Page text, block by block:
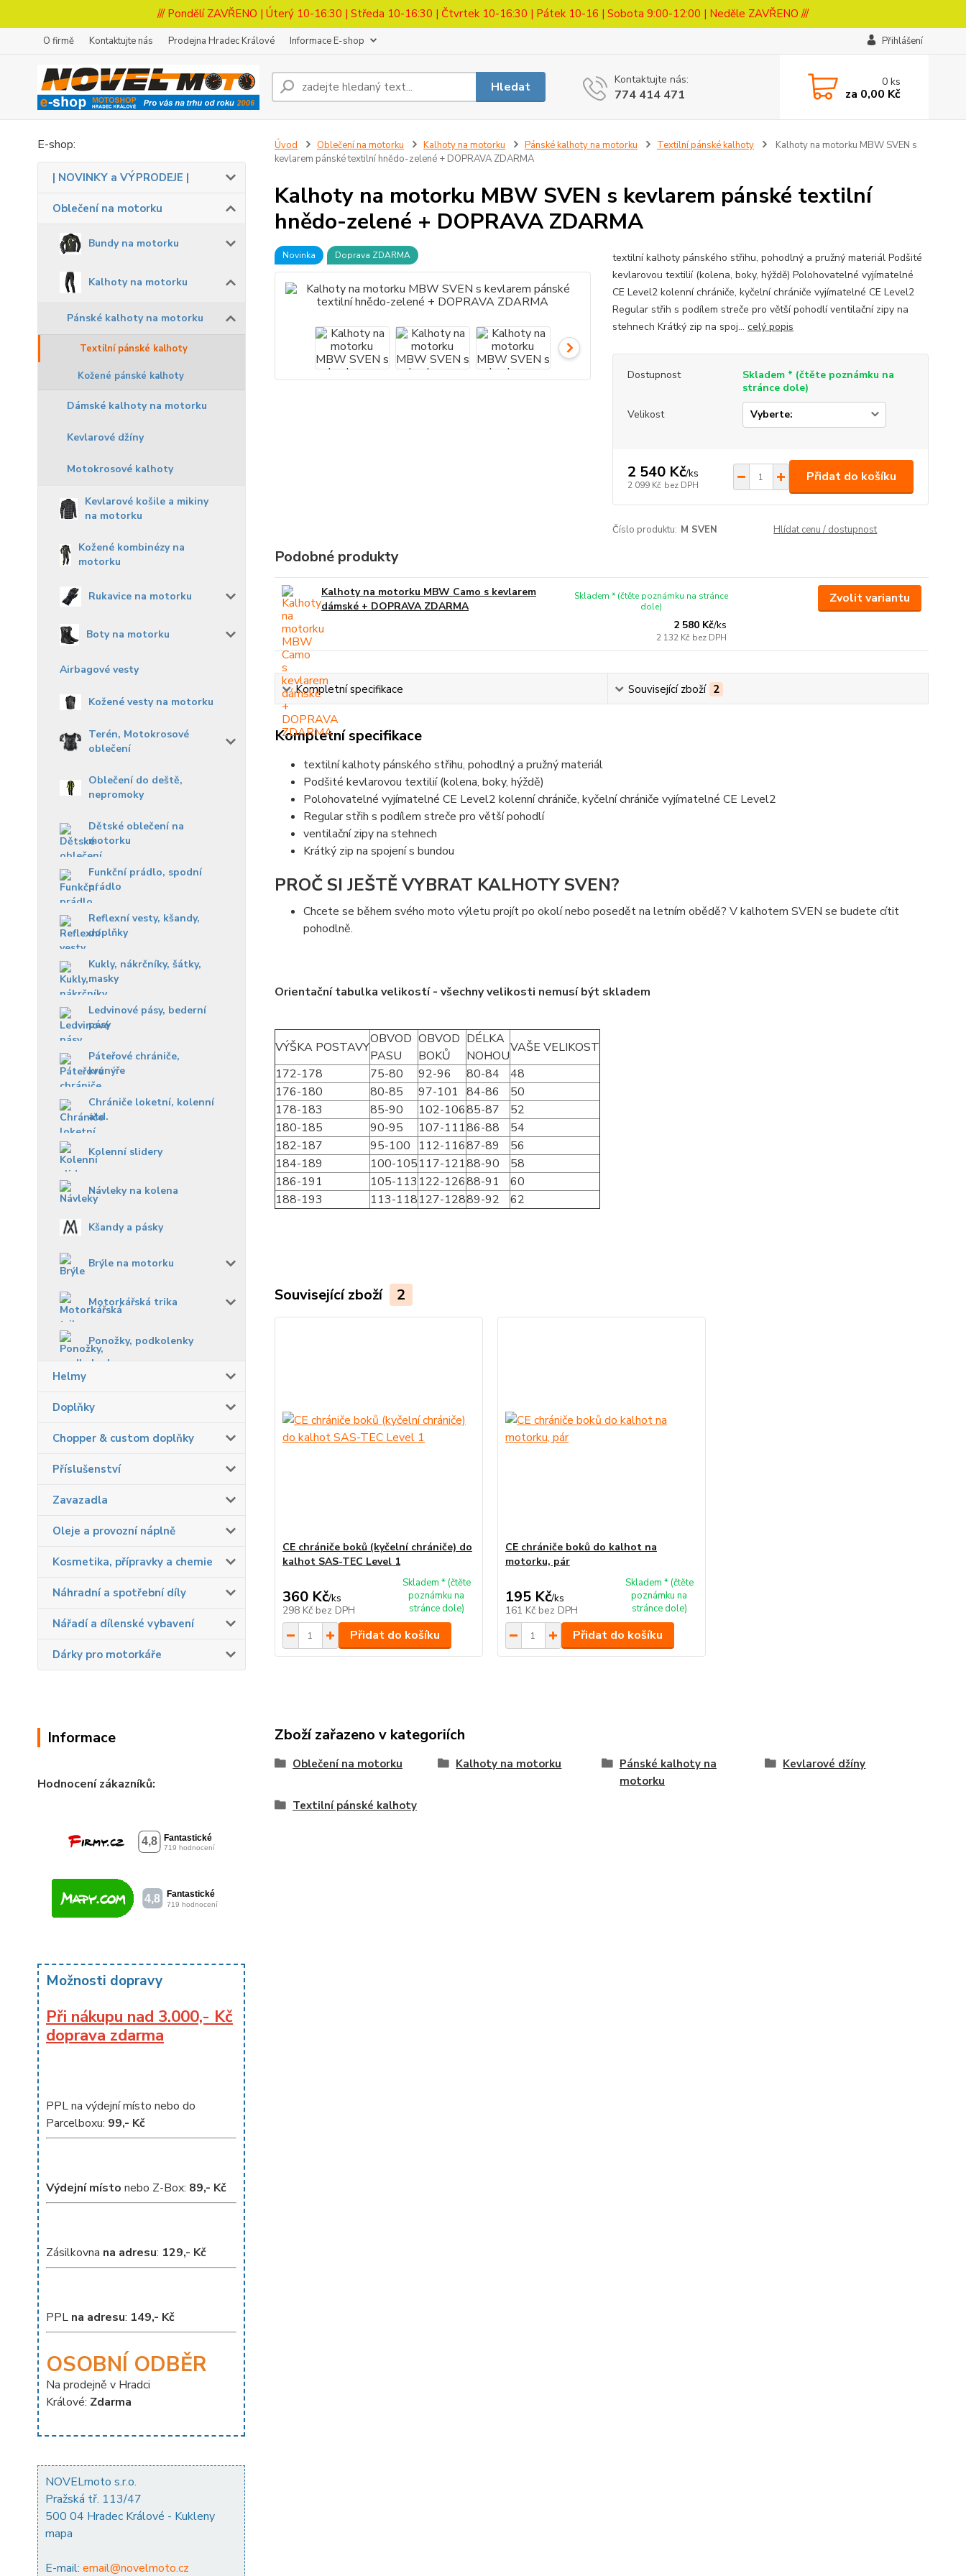
/// Pondělí ZAVŘENO | Úterý 10-16:30 | Středa 10-16:30 | Čtvrtek 10-16:30 | Pátek 10-16 | Sobota 9:00-12:00 | Neděle ZAVŘENO ///
O firmě Kontaktujte nás Prodejna Hradec Králové Informace E-shop Přihlášení
Hledat Kontaktujte nás:
774 414 471
0ks
za 0,00 Kč
E-shop:
| NOVINKY a VÝPRODEJE |
Oblečení na motorku
Bundy na motorku
Kalhoty na motorku
Pánské kalhoty na motorku
Textilní pánské kalhoty
Kožené pánské kalhoty
Dámské kalhoty na motorku
Kevlarové džíny
Motokrosové kalhoty
Kevlarové košile a mikiny
na motorku
Kožené kombinézy na
motorku
Rukavice na motorku
Boty na motorku
Airbagové vesty
Kožené vesty na motorku
Terén, Motokrosové
oblečení
Oblečení do deště,
nepromoky
Dětské oblečení na
motorku
Funkční prádlo, spodní
prádlo
Reflexní vesty, kšandy,
doplňky
Kukly, nákrčníky, šátky,
masky
Ledvinové pásy, bederní
pásy
Páteřové chrániče,
krunýře
Chrániče loketní, kolenní
atd.
Kolenní slidery
Návleky na kolena
Kšandy a pásky
Brýle na motorku
Motorkářská trika
Ponožky, podkolenky
Helmy
Doplňky
Chopper & custom doplňky
Příslušenství
Zavazadla
Oleje a provozní náplně
Kosmetika, přípravky a chemie
Náhradní a spotřební díly
Nářadí a dílenské vybavení
Dárky pro motorkáře
Informace
Hodnocení zákazníků:
Možnosti dopravy
Při nákupu nad 3.000,- Kč
doprava zdarma
PPL na výdejní místo nebo do
Parcelboxu: 99,- Kč
Výdejní místo nebo Z-Box: 89,- Kč
Zásilkovna na adresu: 129,- Kč
PPL na adresu: 149,- Kč
OSOBNÍ ODBĚR
Na prodejně v Hradci
Králové: Zdarma
NOVELmoto s.r.o.
Pražská tř. 113/47
500 04 Hradec Králové - Kukleny
mapa
E-mail: email@novelmoto.cz
Úvod Oblečení na motorku Kalhoty na motorku Pánské kalhoty na motorku Textilní pánské kalhoty
Kalhoty na motorku MBW SVEN s
kevlarem pánské textilní hnědo-zelené + DOPRAVA ZDARMA
Kalhoty na motorku MBW SVEN s kevlarem pánské textilní
hnědo-zelené + DOPRAVA ZDARMA
Novinka Doprava ZDARMA
textilní kalhoty pánského střihu, pohodlný a pružný materiál Podšité
kevlarovou textilií (kolena, boky, hýždě) Polohovatelné vyjímatelné
CE Level2 kolenní chrániče, kyčelní chrániče vyjímatelné CE Level2
Regular střih s podílem streče pro větší pohodlí ventilační zipy na
stehnech Krátký zip na spoj... celý popis
Dostupnost
Skladem * (čtěte poznámku na
stránce dole)
Velikost
2 540 Kč/ks
2 099 Kč bez DPH
Přidat do košíku
Číslo produktu: M SVEN Hlídat cenu / dostupnost
Podobné produkty
Kalhoty na motorku MBW Camo s kevlarem
dámské + DOPRAVA ZDARMA
2 580 Kč/ks
2 132 Kč bez DPH
Skladem * (čtěte poznámku na stránce
dole)
Zvolit variantu
Kompletní specifikace Související zboží 2
Kompletní specifikace
textilní kalhoty pánského střihu, pohodlný a pružný materiál
Podšité kevlarovou textilií (kolena, boky, hýždě)
Polohovatelné vyjímatelné CE Level2 kolenní chrániče, kyčelní chrániče vyjímatelné CE Level2
Regular střih s podílem streče pro větší pohodlí
ventilační zipy na stehnech
Krátký zip na spojení s bundou
PROČ SI JEŠTĚ VYBRAT KALHOTY SVEN?
Chcete se během svého moto výletu projít po okolí nebo posedět na letním obědě? V kalhotem SVEN se budete cítit
pohodlně.
Orientační tabulka velikostí - všechny velikosti nemusí být skladem
VÝŠKA POSTAVY
OBVOD
PASU
OBVOD
BOKŮ
DÉLKA
NOHOU
VAŠE VELIKOST
172-178
75-80 92-96 80-84
48
176-180
80-85 97-101 84-86
50
178-183
85-90 102-10685-87
52
180-185
90-95 107-11186-88
54
182-187
95-100 112-11687-89
56
184-189
100-105117-12188-90
58
186-191
105-113 122-12688-91
60
188-193
113-118127-12889-92 62
Související zboží 2
CE chrániče boků (kyčelní chrániče) do
kalhot SAS-TEC Level 1
360 Kč/ks
298 Kč bez DPH
Skladem * (čtěte
poznámku na
stránce dole)
Přidat do košíku
CE chrániče boků do kalhot na
motorku, pár
195 Kč/ks
161 Kč bez DPH
Skladem * (čtěte
poznámku na
stránce dole)
Přidat do košíku
Zboží zařazeno v kategoriích
Oblečení na motorku Kalhoty na motorku
Pánské kalhoty na
motorku
Kevlarové džíny
Textilní pánské kalhoty